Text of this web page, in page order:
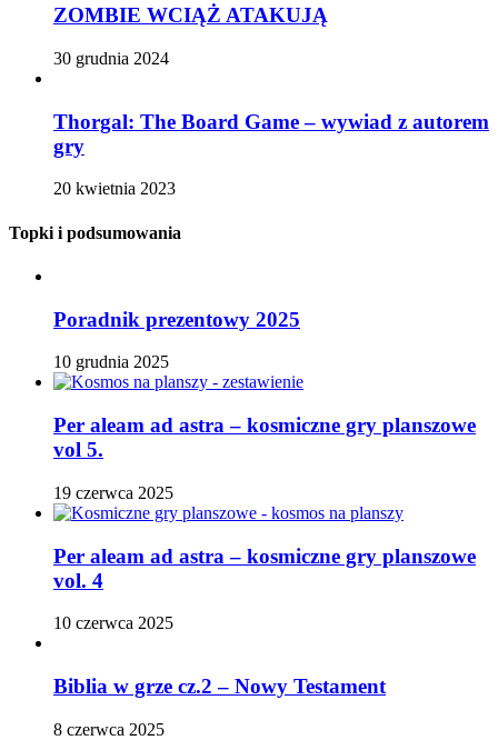
ZOMBIE WCIĄŻ ATAKUJĄ
30 grudnia 2024
Thorgal: The Board Game – wywiad z autorem
gry
20 kwietnia 2023
Topki i podsumowania
Poradnik prezentowy 2025
10 grudnia 2025
Per aleam ad astra – kosmiczne gry planszowe
vol 5.
19 czerwca 2025
Per aleam ad astra – kosmiczne gry planszowe
vol. 4
10 czerwca 2025
Biblia w grze cz.2 – Nowy Testament
8 czerwca 2025